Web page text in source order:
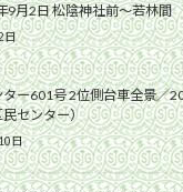
9月2日 松陰神社前〜若林間
日
ー601号 2位側台車全景／
センター）
日